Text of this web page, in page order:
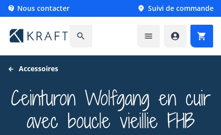
 Nous contacter  Suivi de commande
   
Accessoires
Ceinturon Wolfgang en cuir
avec boucle vieillie FHB